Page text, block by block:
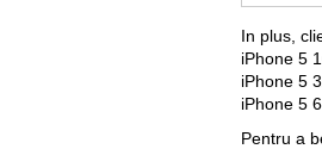
In plus,
iPhone 5
iPhone 5
iPhone 5
Pentru a